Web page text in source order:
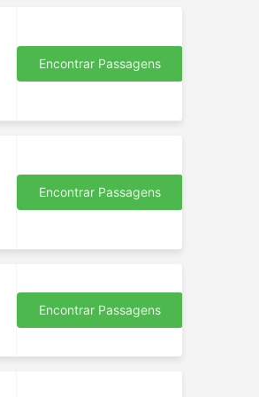
Encontrar Passagens
Encontrar Passagens
Encontrar Passagens